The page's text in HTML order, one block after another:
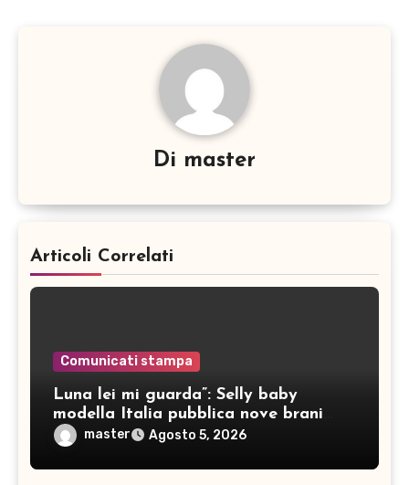
Di master
Articoli Correlati
Comunicati stampa
Luna lei mi guarda”: Selly baby
modella Italia pubblica nove brani
ineditimaster Agosto 5, 2026